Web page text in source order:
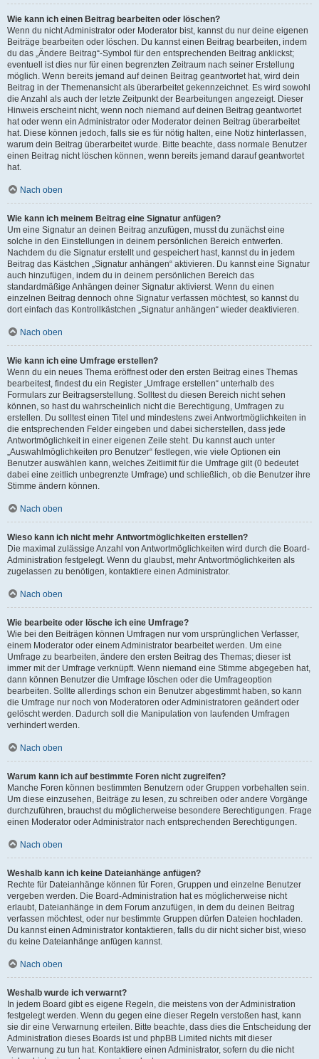
Wie kann ich einen Beitrag bearbeiten oder löschen?
Wenn du nicht Administrator oder Moderator bist, kannst du nur deine eigenen
Beiträge bearbeiten oder löschen. Du kannst einen Beitrag bearbeiten, indem
du das „Ändere Beitrag“-Symbol für den entsprechenden Beitrag anklickst;
eventuell ist dies nur für einen begrenzten Zeitraum nach seiner Erstellung
möglich. Wenn bereits jemand auf deinen Beitrag geantwortet hat, wird dein
Beitrag in der Themenansicht als überarbeitet gekennzeichnet. Es wird sowohl
die Anzahl als auch der letzte Zeitpunkt der Bearbeitungen angezeigt. Dieser
Hinweis erscheint nicht, wenn noch niemand auf deinen Beitrag geantwortet
hat oder wenn ein Administrator oder Moderator deinen Beitrag überarbeitet
hat. Diese können jedoch, falls sie es für nötig halten, eine Notiz hinterlassen,
warum dein Beitrag überarbeitet wurde. Bitte beachte, dass normale Benutzer
einen Beitrag nicht löschen können, wenn bereits jemand darauf geantwortet
hat.
Nach oben
Wie kann ich meinem Beitrag eine Signatur anfügen?
Um eine Signatur an deinen Beitrag anzufügen, musst du zunächst eine
solche in den Einstellungen in deinem persönlichen Bereich entwerfen.
Nachdem du die Signatur erstellt und gespeichert hast, kannst du in jedem
Beitrag das Kästchen „Signatur anhängen“ aktivieren. Du kannst eine Signatur
auch hinzufügen, indem du in deinem persönlichen Bereich das
standardmäßige Anhängen deiner Signatur aktivierst. Wenn du einen
einzelnen Beitrag dennoch ohne Signatur verfassen möchtest, so kannst du
dort einfach das Kontrollkästchen „Signatur anhängen“ wieder deaktivieren.
Nach oben
Wie kann ich eine Umfrage erstellen?
Wenn du ein neues Thema eröffnest oder den ersten Beitrag eines Themas
bearbeitest, findest du ein Register „Umfrage erstellen“ unterhalb des
Formulars zur Beitragserstellung. Solltest du diesen Bereich nicht sehen
können, so hast du wahrscheinlich nicht die Berechtigung, Umfragen zu
erstellen. Du solltest einen Titel und mindestens zwei Antwortmöglichkeiten in
die entsprechenden Felder eingeben und dabei sicherstellen, dass jede
Antwortmöglichkeit in einer eigenen Zeile steht. Du kannst auch unter
„Auswahlmöglichkeiten pro Benutzer“ festlegen, wie viele Optionen ein
Benutzer auswählen kann, welches Zeitlimit für die Umfrage gilt (0 bedeutet
dabei eine zeitlich unbegrenzte Umfrage) und schließlich, ob die Benutzer ihre
Stimme ändern können.
Nach oben
Wieso kann ich nicht mehr Antwortmöglichkeiten erstellen?
Die maximal zulässige Anzahl von Antwortmöglichkeiten wird durch die Board-
Administration festgelegt. Wenn du glaubst, mehr Antwortmöglichkeiten als
zugelassen zu benötigen, kontaktiere einen Administrator.
Nach oben
Wie bearbeite oder lösche ich eine Umfrage?
Wie bei den Beiträgen können Umfragen nur vom ursprünglichen Verfasser,
einem Moderator oder einem Administrator bearbeitet werden. Um eine
Umfrage zu bearbeiten, ändere den ersten Beitrag des Themas; dieser ist
immer mit der Umfrage verknüpft. Wenn niemand eine Stimme abgegeben hat,
dann können Benutzer die Umfrage löschen oder die Umfrageoption
bearbeiten. Sollte allerdings schon ein Benutzer abgestimmt haben, so kann
die Umfrage nur noch von Moderatoren oder Administratoren geändert oder
gelöscht werden. Dadurch soll die Manipulation von laufenden Umfragen
verhindert werden.
Nach oben
Warum kann ich auf bestimmte Foren nicht zugreifen?
Manche Foren können bestimmten Benutzern oder Gruppen vorbehalten sein.
Um diese einzusehen, Beiträge zu lesen, zu schreiben oder andere Vorgänge
durchzuführen, brauchst du möglicherweise besondere Berechtigungen. Frage
einen Moderator oder Administrator nach entsprechenden Berechtigungen.
Nach oben
Weshalb kann ich keine Dateianhänge anfügen?
Rechte für Dateianhänge können für Foren, Gruppen und einzelne Benutzer
vergeben werden. Die Board-Administration hat es möglicherweise nicht
erlaubt, Dateianhänge in dem Forum anzufügen, in dem du deinen Beitrag
verfassen möchtest, oder nur bestimmte Gruppen dürfen Dateien hochladen.
Du kannst einen Administrator kontaktieren, falls du dir nicht sicher bist, wieso
du keine Dateianhänge anfügen kannst.
Nach oben
Weshalb wurde ich verwarnt?
In jedem Board gibt es eigene Regeln, die meistens von der Administration
festgelegt werden. Wenn du gegen eine dieser Regeln verstoßen hast, kann
sie dir eine Verwarnung erteilen. Bitte beachte, dass dies die Entscheidung der
Administration dieses Boards ist und phpBB Limited nichts mit dieser
Verwarnung zu tun hat. Kontaktiere einen Administrator, sofern du die nicht